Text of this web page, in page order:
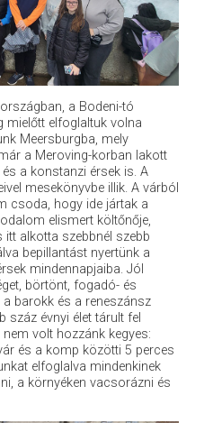
a Bodeni-tó
mielőtt elfoglaltuk volna
Meersburgba, mely
a Meroving-korban lakott
a konstanzi érsek is. A
mesekönyvbe illik. A várból
csoda, hogy ide jártak a
elismert költőnője,
alkotta szebbnél szebb
bepillantást nyertünk a
mindennapjaiba. Jól
börtönt, fogadó- és
barokk és a reneszánsz
száz évnyi élet tárult fel
volt hozzánk kegyes:
és a komp közötti 5 perces
elfoglalva mindenkinek
a környéken vacsorázni és